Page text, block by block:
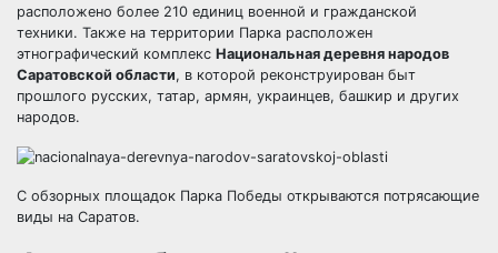
расположено более 210 единиц военной и гражданской
техники. Также на территории Парка расположен
этнографический комплекс Национальная деревня народов
Саратовской области, в которой реконструирован быт
прошлого русских, татар, армян, украинцев, башкир и других
народов.
С обзорных площадок Парка Победы открываются потрясающие
виды на Саратов.